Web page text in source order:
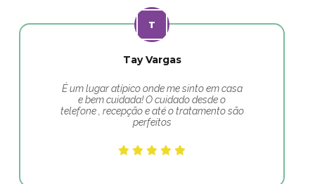
Tay Vargas
É um lugar atípico onde me sinto em casa
e bem cuidada! O cuidado desde o
telefone , recepção e até o tratamento são
perfeitos